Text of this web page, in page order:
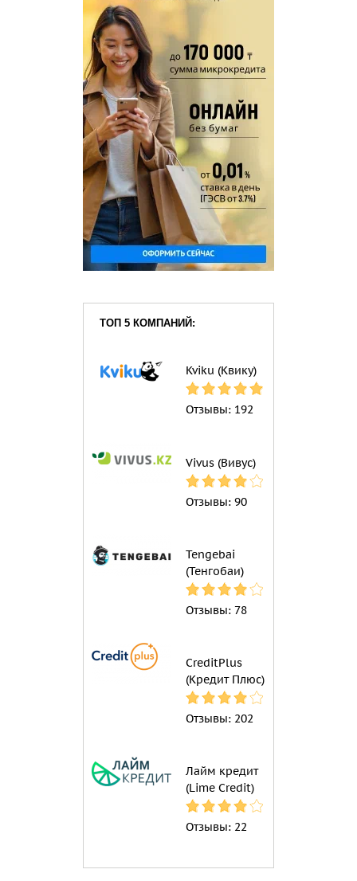
ТОП 5 КОМПАНИЙ:
Kviku (Квику)
Отзывы: 192
Vivus (Вивус)
Отзывы: 90
Tengebai
(Тенгобаи)
Отзывы: 78
CreditPlus
(Кредит Плюс)
Отзывы: 202
Лайм кредит
(Lime Credit)
Отзывы: 22